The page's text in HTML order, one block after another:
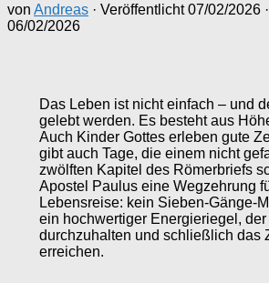
von Andreas · Veröffentlicht07/02/2026
06/02/2026
Das Leben ist nicht einfach – und
gelebt werden. Es besteht aus
Auch Kinder Gottes erleben gute
gibt auch Tage, die einem nicht
zwölften Kapitel des Römerbriefs
Apostel Paulus eine Wegzehrung
Lebensreise: kein Sieben-Gänge-
ein hochwertiger Energieriegel, der
durchzuhalten und schließlich das
erreichen.